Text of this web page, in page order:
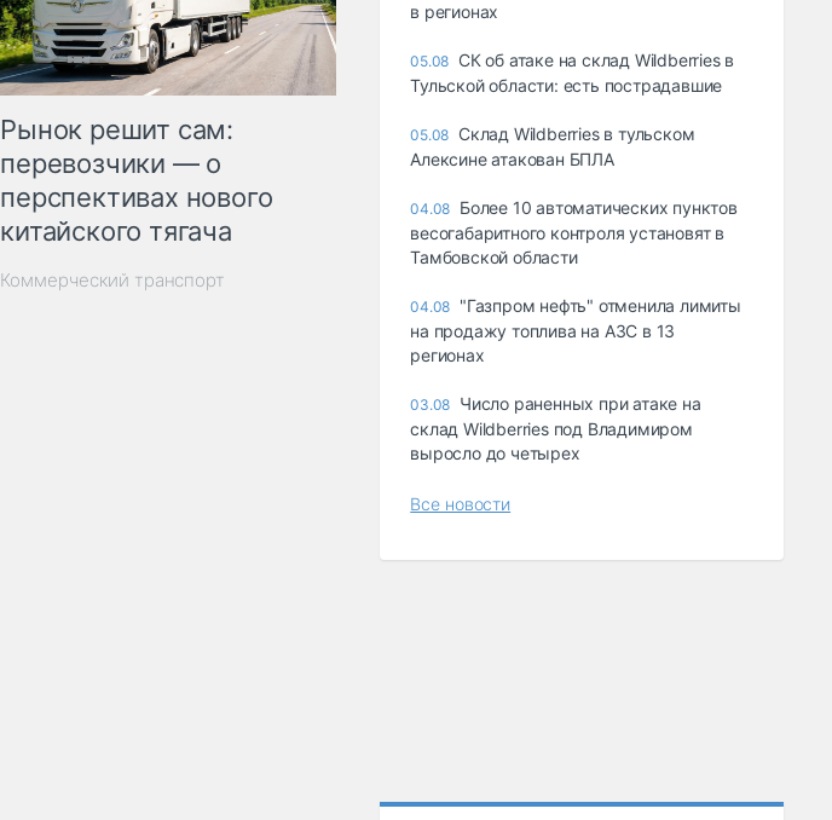
Рынок решит сам:
перевозчики — о
перспективах нового
китайского тягача
Коммерческий транспорт
в регионах
05.08 СК об атаке на склад Wildberries в
Тульской области: есть пострадавшие
05.08 Склад Wildberries в тульском
Алексине атакован БПЛА
04.08 Более 10 автоматических пунктов
весогабаритного контроля установят в
Тамбовской области
04.08 "Газпром нефть" отменила лимиты
на продажу топлива на АЗС в 13
регионах
03.08 Число раненных при атаке на
склад Wildberries под Владимиром
выросло до четырех
Все новости